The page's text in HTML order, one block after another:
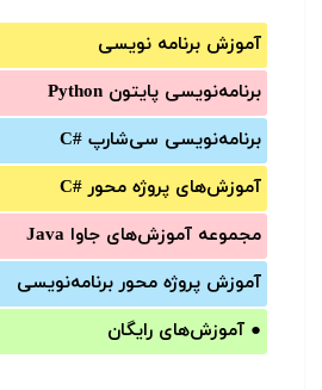
آموزش برنامه نویسی
برنامه‌نویسی پایتون Python
برنامه‌‌نویسی سی‌شارپ C#‎
آموزش‌های پروژه محور #C
مجموعه آموزش‌های جاوا Java
آموزش‌ پروژه محور برنامه‌نویسی
● آموزش‌های رایگان